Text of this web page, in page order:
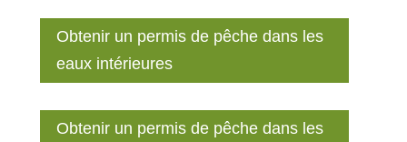
Obtenir un permis de pêche dans les
eaux intérieures
Obtenir un permis de pêche dans les